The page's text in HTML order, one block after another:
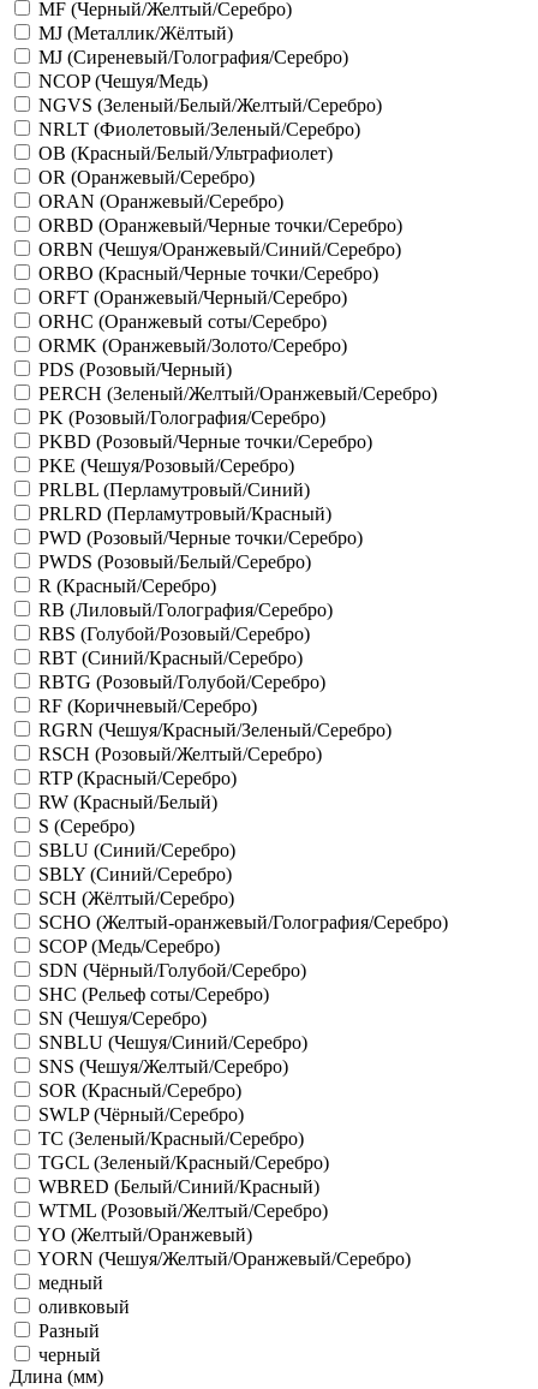
MF (Черный/Желтый/Серебро)
MJ (Металлик/Жёлтый)
MJ (Сиреневый/Голография/Серебро)
NCOP (Чешуя/Медь)
NGVS (Зеленый/Белый/Желтый/Серебро)
NRLT (Фиолетовый/Зеленый/Серебро)
OB (Красный/Белый/Ультрафиолет)
OR (Оранжевый/Серебро)
ORAN (Оранжевый/Серебро)
ORBD (Оранжевый/Черные точки/Серебро)
ORBN (Чешуя/Оранжевый/Синий/Серебро)
ORBO (Красный/Черные точки/Серебро)
ORFT (Оранжевый/Черный/Серебро)
ORHC (Оранжевый соты/Серебро)
ORMK (Оранжевый/Золото/Серебро)
PDS (Розовый/Черный)
PERCH (Зеленый/Желтый/Оранжевый/Серебро)
PK (Розовый/Голография/Серебро)
PKBD (Розовый/Черные точки/Серебро)
PKE (Чешуя/Розовый/Серебро)
PRLBL (Перламутровый/Синий)
PRLRD (Перламутровый/Красный)
PWD (Розовый/Черные точки/Серебро)
PWDS (Розовый/Белый/Серебро)
R (Красный/Серебро)
RB (Лиловый/Голография/Серебро)
RBS (Голубой/Розовый/Серебро)
RBT (Синий/Красный/Серебро)
RBTG (Розовый/Голубой/Серебро)
RF (Коричневый/Серебро)
RGRN (Чешуя/Красный/Зеленый/Серебро)
RSCH (Розовый/Желтый/Серебро)
RTP (Красный/Серебро)
RW (Красный/Белый)
S (Серебро)
SBLU (Синий/Серебро)
SBLY (Синий/Серебро)
SCH (Жёлтый/Серебро)
SCHO (Желтый-оранжевый/Голография/Серебро)
SCOP (Медь/Серебро)
SDN (Чёрный/Голубой/Серебро)
SHC (Рельеф соты/Серебро)
SN (Чешуя/Серебро)
SNBLU (Чешуя/Синий/Серебро)
SNS (Чешуя/Желтый/Серебро)
SOR (Красный/Серебро)
SWLP (Чёрный/Серебро)
TC (Зеленый/Красный/Серебро)
TGCL (Зеленый/Красный/Серебро)
WBRED (Белый/Синий/Красный)
WTML (Розовый/Желтый/Серебро)
YO (Желтый/Оранжевый)
YORN (Чешуя/Желтый/Оранжевый/Серебро)
медный
оливковый
Разный
черный
Длина (мм)